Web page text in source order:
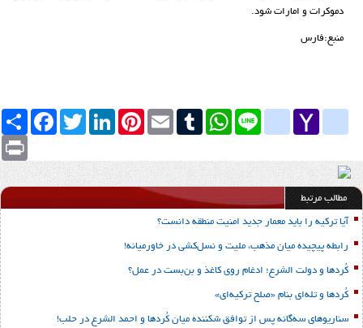
دموکرات و امارات شود.
منبع:فارس
Facebook TwitterLinkedInPinterest Email TumblrWhatsApp Line
google_bookmarks
Yahoo
yahoo_messenger
Print
مطالب مرتبط
آیا ترکیه را باید معمار جدید امنیت منطقه دانست؟
رابطه پیچیده میان مذهب، ملیت و نسل‌کشی در خاورمیانه!
کُردها و دولت الشرع؛ ادغام روی کاغذ و بن‌بست در عمل؟
کُردها و تله‌ای بنام «صلح ترکیه‌ای»
سناریوهای سه‌گانه پس از توافق شکننده میان کُردها و احمد الشرع در حلب!